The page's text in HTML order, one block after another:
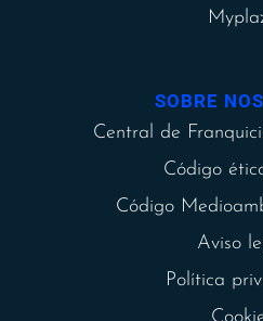
SOBRE
Central de
Código
Código
Aviso
Política